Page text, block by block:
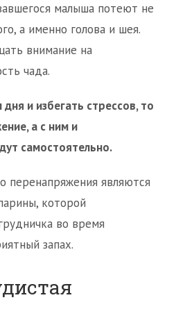
малыша потеют не
а именно голова и шея.
внимание на
чада.
и избегать стрессов, то
а с ним и
самостоятельно.
перенапряжения являются
которой
во время
запах.